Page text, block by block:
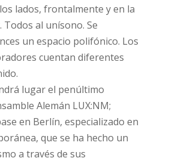
lados, frontalmente y en la
al unísono. Se
un espacio polifónico. Los
cuentan diferentes
lugar el penúltimo
Alemán LUX:NM;
en Berlín, especializado en
que se ha hecho un
a través de sus